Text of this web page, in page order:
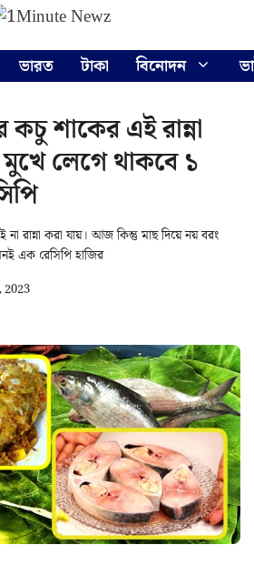
ভারত টাকা বিনোদন
শাকের এই রান্না
লেগে থাকবে ১
রান্না করা যায়। আজ কিন্তু মাছ দিয়ে নয় বরং
এক রেসিপি হাজির
2023